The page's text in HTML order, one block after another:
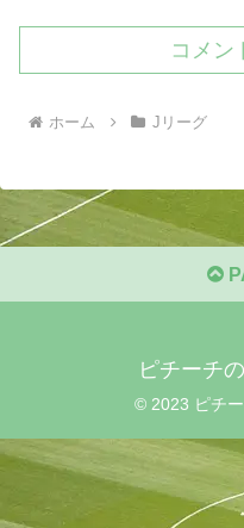
コメン
ホーム Jリーグ
ピチーチ
© 2023 ピチ